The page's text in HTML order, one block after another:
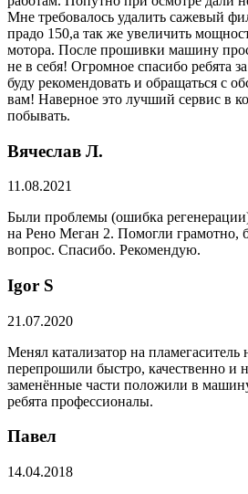
Мне требовалось удалить сажевый
прадо 150,а так же увеличить
мотора. После прошивки машину
не в себя! Огромное спасибо ребята
буду рекомендовать и обращаться с
вам! Наверное это лучший сервис в
побывать.
Вячеслав Л.
11.08.2021
Были проблемы (ошибка
на Рено Меган 2. Помогли грамотно,
вопрос. Спасибо. Рекомендую.
​Igor S
21.07.2020
Менял катализатор на пламегаситель
перепрошили быстро, качественно и
заменённые части положили в
ребята профессионалы.
Павел
14.04.2018